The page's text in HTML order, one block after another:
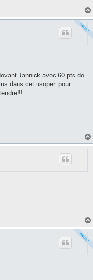
Jannick avec 60 pts de
dans cet usopen pour